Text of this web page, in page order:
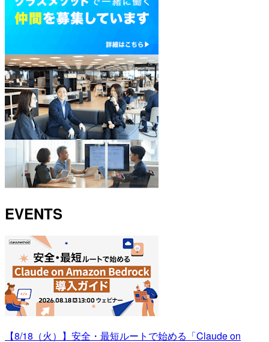
EVENTS
【8/18（火）】安全・最短ルートで始める「Claude on